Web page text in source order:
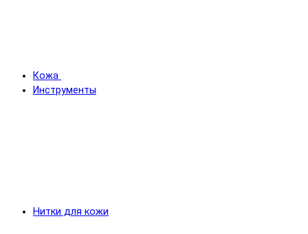
Кожа
Инструменты
Нитки для кожи